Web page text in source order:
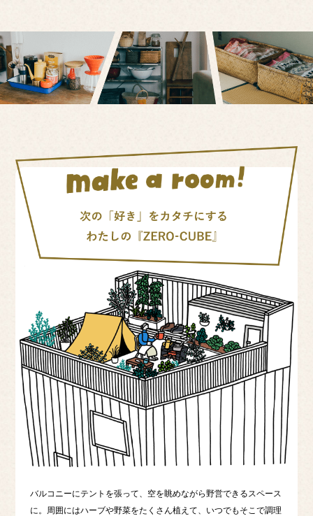
バルコニーにテントを張って、空を眺めながら野営できるスペース
に。周囲にはハーブや野菜をたくさん植えて、いつでもそこで調理